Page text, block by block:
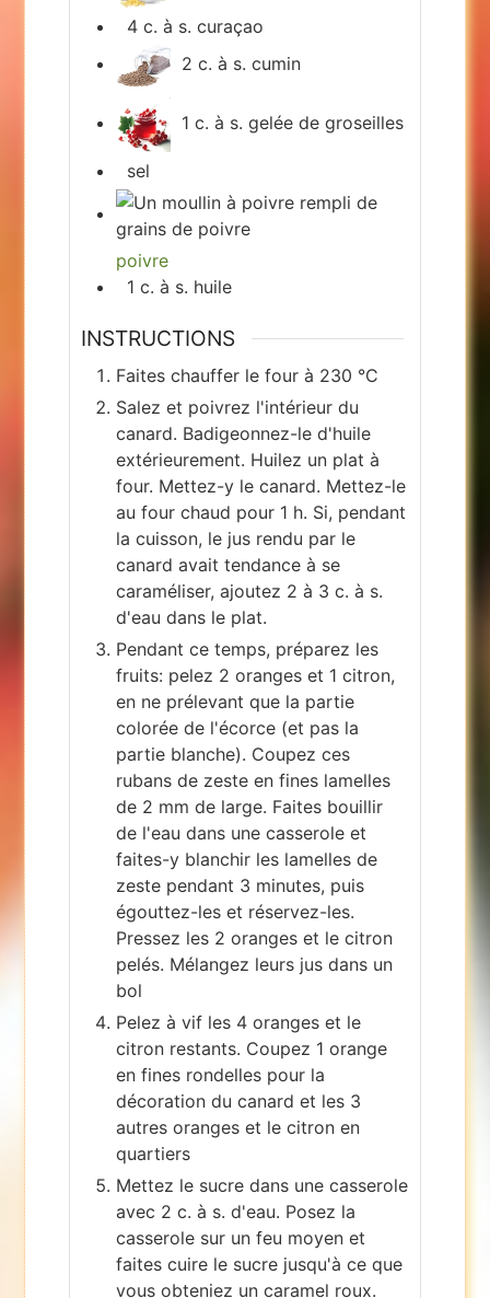
4 c. à s. curaçao
2 c. à s. cumin
1 c. à s. gelée de groseilles
sel
poivre
1 c. à s. huile
INSTRUCTIONS
Faites chauffer le four à 230 °C
Salez et poivrez l'intérieur du
canard. Badigeonnez-le d'huile
extérieurement. Huilez un plat à
four. Mettez-y le canard. Mettez-le
au four chaud pour 1 h. Si, pendant
la cuisson, le jus rendu par le
canard avait tendance à se
caraméliser, ajoutez 2 à 3 c. à s.
d'eau dans le plat.
Pendant ce temps, préparez les
fruits: pelez 2 oranges et 1 citron,
en ne prélevant que la partie
colorée de l'écorce (et pas la
partie blanche). Coupez ces
rubans de zeste en fines lamelles
de 2 mm de large. Faites bouillir
de l'eau dans une casserole et
faites-y blanchir les lamelles de
zeste pendant 3 minutes, puis
égouttez-les et réservez-les.
Pressez les 2 oranges et le citron
pelés. Mélangez leurs jus dans un
bol
Pelez à vif les 4 oranges et le
citron restants. Coupez 1 orange
en fines rondelles pour la
décoration du canard et les 3
autres oranges et le citron en
quartiers
Mettez le sucre dans une casserole
avec 2 c. à s. d'eau. Posez la
casserole sur un feu moyen et
faites cuire le sucre jusqu'à ce que
vous obteniez un caramel roux.